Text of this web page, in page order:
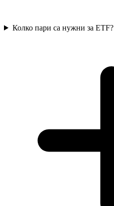
Колко пари са нужни за ETF?